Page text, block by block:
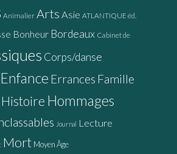
Animalier Arts Asie ATLANTIQUE éd.
Bonheur Bordeaux Cabinet de
Corps/danse
Enfance Errances Famille
Histoire Hommages
Journal Lecture
Mort Moyen Âge